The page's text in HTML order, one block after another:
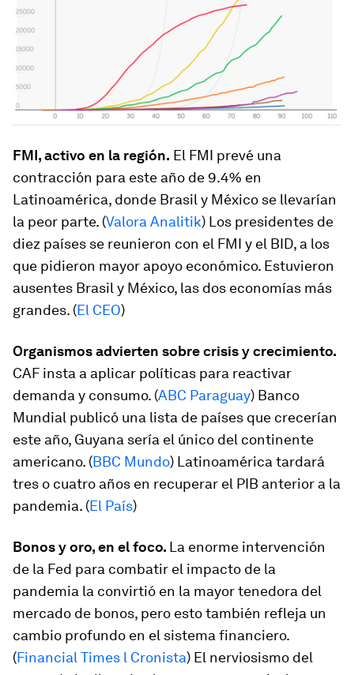
FMI, activo en la región. El FMI prevé una
contracción para este año de 9.4% en
Latinoamérica, donde Brasil y México se llevarían
la peor parte. (Valora Analitik) Los presidentes de
diez países se reunieron con el FMI y el BID, a los
que pidieron mayor apoyo económico. Estuvieron
ausentes Brasil y México, las dos economías más
grandes. (El CEO)
Organismos advierten sobre crisis y crecimiento.
CAF insta a aplicar políticas para reactivar
demanda y consumo. (ABC Paraguay) Banco
Mundial publicó una lista de países que crecerían
este año, Guyana sería el único del continente
americano. (BBC Mundo) Latinoamérica tardará
tres o cuatro años en recuperar el PIB anterior a la
pandemia. (El País)
Bonos y oro, en el foco. La enorme intervención
de la Fed para combatir el impacto de la
pandemia la convirtió en la mayor tenedora del
mercado de bonos, pero esto también refleja un
cambio profundo en el sistema financiero.
(Financial Times l Cronista) El nerviosismo del